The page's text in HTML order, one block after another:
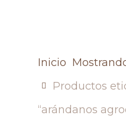
Inicio
Productos
“arándanos